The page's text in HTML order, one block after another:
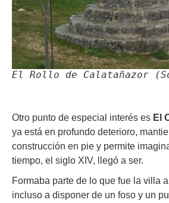
El Rollo de Calatañazor
Otro punto de especial interés es El
ya está en profundo deterioro,
construcción en pie y permite
tiempo, el siglo XIV, llegó a ser.
Formaba parte de lo que fue la villa
incluso a disponer de un foso y un